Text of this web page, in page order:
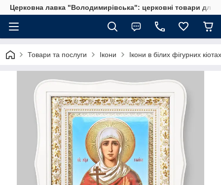
Церковна лавка "Володимирівська": церковні товари для
Товари та послуги Ікони Ікони в білих фігурних